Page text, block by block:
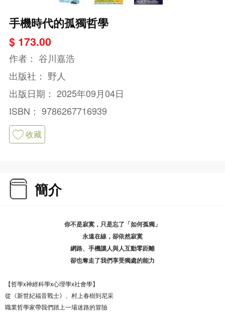
手機時代的孤獨哲學
$ 173.00
作者： 谷川嘉浩
出版社： 野人
出版日期： 2025年09月04日
ISBN： 9786267716939
收藏
簡介
你不是寂寞，只是忘了「如何孤獨」
永遠在線，卻依然寂寞
網路、手機讓人與人互動零距離
卻也奪走了我們享受獨處的能力
【哲學x神經科學x心理學x社會學】
從《新世紀福音戰士》、村上春樹到尼采
職業哲學家帶我們踏上一場迷路的冒險